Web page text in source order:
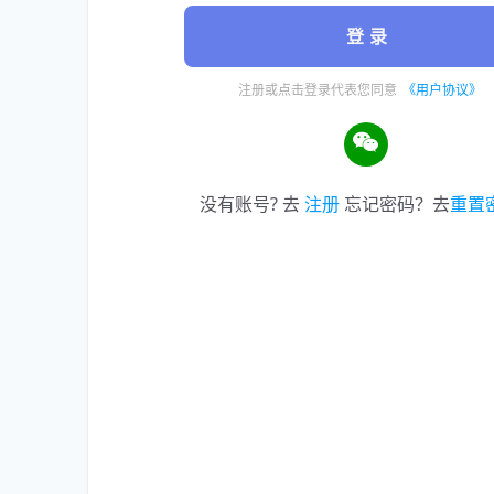
登 录
注册或点击登录代表您同意 《用户协议》
没有账号? 去注册 忘记密码？去重置